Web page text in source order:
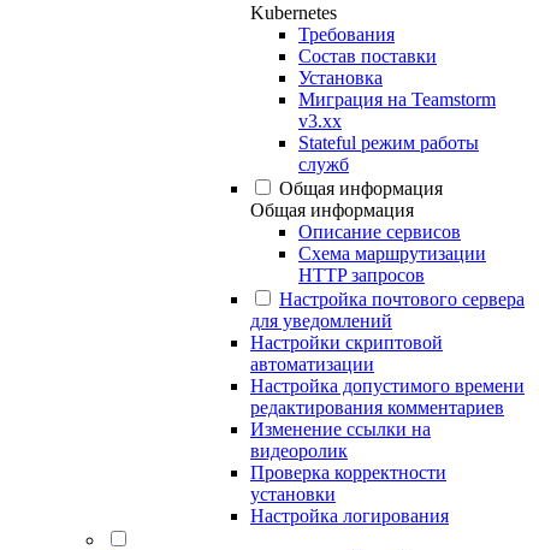
Kubernetes
Требования
Состав поставки
Установка
Миграция на Teamstorm
v3.xx
Stateful режим работы
служб
Общая информация
Общая информация
Описание сервисов
Схема маршрутизации
HTTP запросов
Настройка почтового сервера
для уведомлений
Настройки скриптовой
автоматизации
Настройка допустимого времени
редактирования комментариев
Изменение ссылки на
видеоролик
Проверка корректности
установки
Настройка логирования